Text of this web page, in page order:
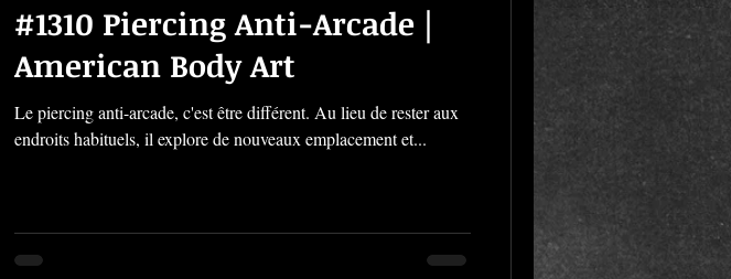
#1310 Piercing Anti-Arcade |
American Body Art
Le piercing anti-arcade, c'est être différent. Au lieu de rester aux
endroits habituels, il explore de nouveaux emplacement et...